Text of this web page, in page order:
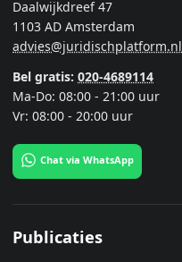
Daalwijkdreef 47
1103 AD Amsterdam
advies@juridischplatform.nl
Bel gratis: 020-4689114
Ma-Do: 08:00 - 21:00 uur
Vr: 08:00 - 20:00 uur
Chat via WhatsApp
Publicaties